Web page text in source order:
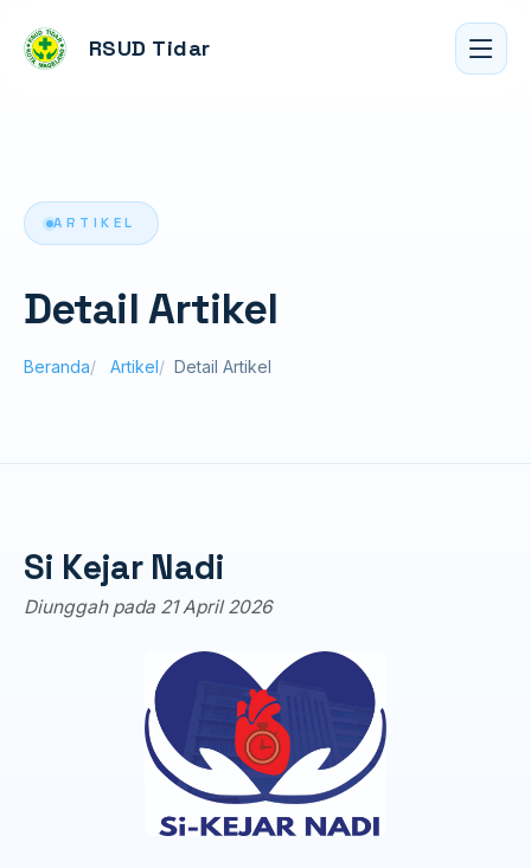
RSUD Tidar
ARTIKEL
Detail Artikel
Beranda Artikel Detail Artikel
Si Kejar Nadi
Diunggah pada 21 April 2026